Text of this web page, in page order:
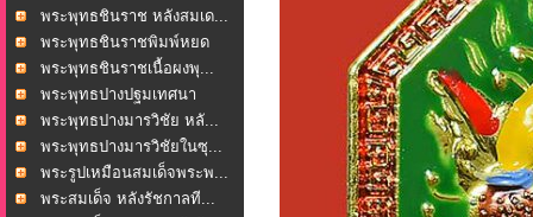
พระพุทธชินราช หลังสมเด...
พระพุทธชินราชพิมพ์หยด
น...
พระพุทธชินราชเนื้อผงพุ...
พระพุทธปางปฐมเทศนา
หลั... พระพุทธปางมารวิชัย หลั...
พระพุทธปางมารวิชัยในซุ...
พระรูปเหมือนสมเด็จพระพ...
พระสมเด็จ หลังรัชกาลที...